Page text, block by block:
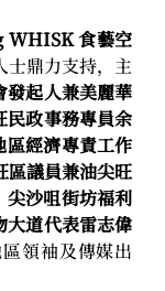
食藝空
鼎力支持，主
發起人兼美麗華
民政事務專員余
區經濟專責工作
區議員兼油尖旺
沙咀街坊福利
大道代表雷志偉
領袖及傳媒出